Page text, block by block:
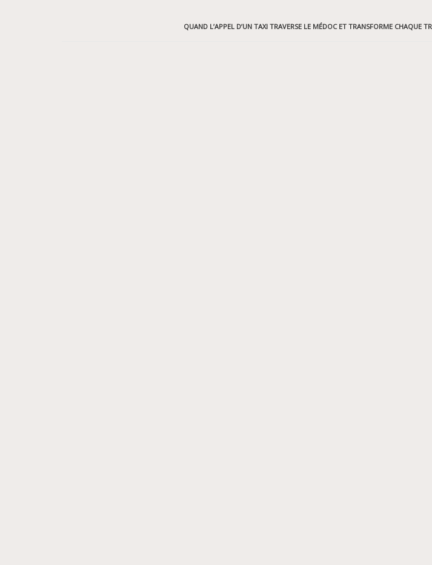
QUAND L’APPEL D’UN TAXI TRAVERSE LE MÉDOC ET TRANSFORME CHAQUE